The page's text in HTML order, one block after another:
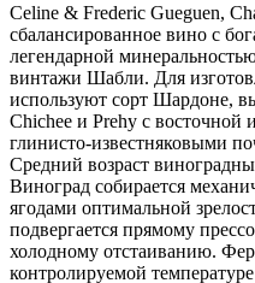
Celine & Frederic Gueguen,
сбалансированное вино с
легендарной
винтажи Шабли. Для
используют сорт Шардоне,
Chichee и Prehy с восточной
глинисто-известняковыми
Средний возраст
Виноград собирается
ягодами оптимальной
подвергается прямому
холодному отстаиванию.
контролируемой